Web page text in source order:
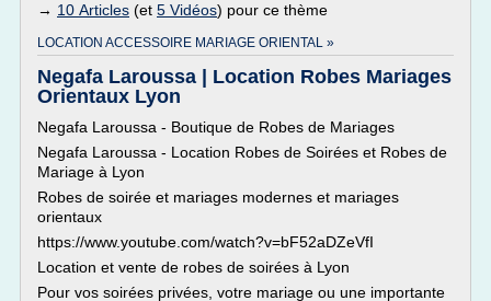
→ 10 Articles (et 5 Vidéos) pour ce thème
LOCATION ACCESSOIRE MARIAGE ORIENTAL »
Negafa Laroussa | Location Robes Mariages
Orientaux Lyon
Negafa Laroussa - Boutique de Robes de Mariages
Negafa Laroussa - Location Robes de Soirées et Robes de
Mariage à Lyon
Robes de soirée et mariages modernes et mariages
orientaux
https://www.youtube.com/watch?v=bF52aDZeVfI
Location et vente de robes de soirées à Lyon
Pour vos soirées privées, votre mariage ou une importante